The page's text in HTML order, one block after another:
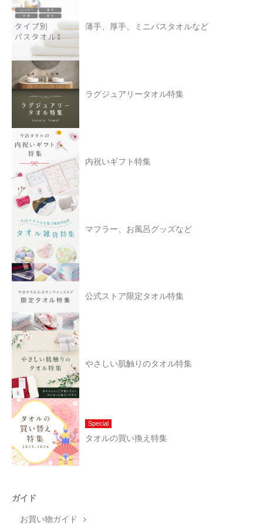
薄手、厚手、ミニバスタオルなど
ラグジュアリータオル特集
内祝いギフト特集
マフラー、お風呂グッズなど
公式ストア限定タオル特集
やさしい肌触りのタオル特集
Special
タオルの買い換え特集
ガイド
お買い物ガイド